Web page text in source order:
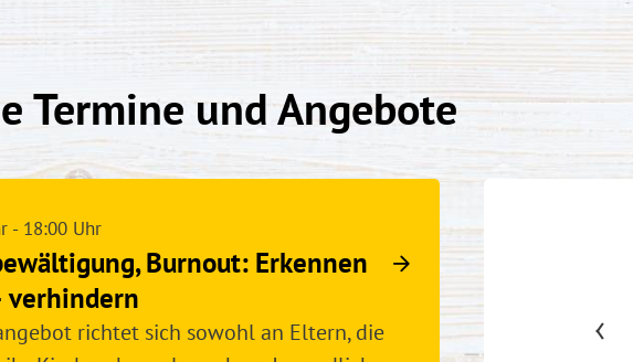
Termine und Angebote
- 18:00 Uhr
Burnout: Erkennen
verhindern
richtet sich sowohl an Eltern, die